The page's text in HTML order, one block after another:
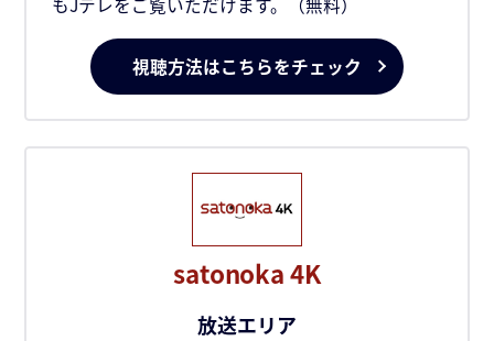
もJテレをご覧いただけます。（無料）
視聴方法はこちらをチェック
satonoka 4K
放送エリア